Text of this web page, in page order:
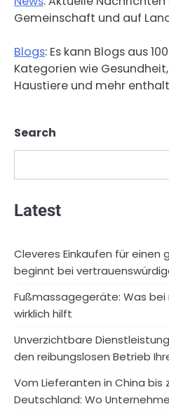
Gemeinschaft und auf
Blogs: Es kann Blogs aus
Kategorien wie
Haustiere und mehr
Search
Latest
Cleveres Einkaufen für einen
beginnt bei
Fußmassagegeräte: Was bei
wirklich hilft
Unverzichtbare
den reibungslosen Betrieb
Vom Lieferanten in China bis
Deutschland: Wo